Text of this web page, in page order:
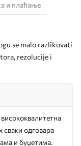
и плаћање
se malo razlikovati
rezolucije i
сваки одговара
и буџетима.